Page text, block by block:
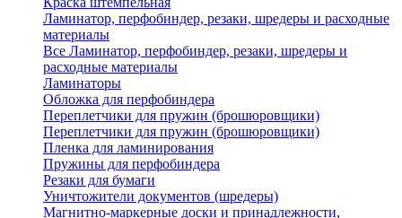
Ламинатор, перфобиндер, резаки, шредеры и расходные
материалы
Все Ламинатор, перфобиндер, резаки, шредеры и
расходные материалы
Ламинаторы
Обложка для перфобиндера
Переплетчики для пружин (брошюровщики)
Переплетчики для пружин (брошюровщики)
Пленка для ламинирования
Пружины для перфобиндера
Резаки для бумаги
Уничтожители документов (шредеры)
Магнитно-маркерные доски и принадлежности,